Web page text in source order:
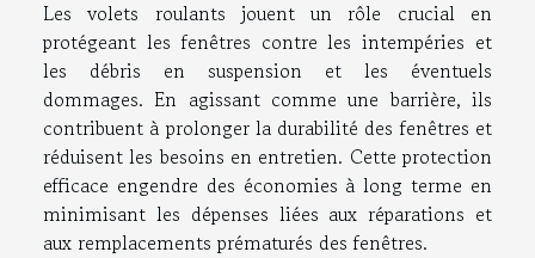
Les volets roulants jouent un rôle crucial en
protégeant les fenêtres contre les intempéries et
les débris en suspension et les éventuels
dommages. En agissant comme une barrière, ils
contribuent à prolonger la durabilité des fenêtres et
réduisent les besoins en entretien. Cette protection
efficace engendre des économies à long terme en
minimisant les dépenses liées aux réparations et
aux remplacements prématurés des fenêtres.